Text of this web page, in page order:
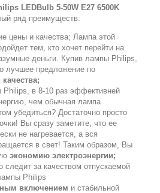
LEDBulb 5-50W E27 6500K
ряд преимуществ:
цены и качества; Лампа этой
тем, кто хочет перейти на
деньги. Купив лампы Philips,
лучшее предложение по
в 8-10 раз эффективней
чем обычная лампа
убедиться? Достаточно просто
Вы сразу заметите, что ее
не нагревается, а вся
в свет! Таким образом, Вы
экономию электроэнергии;
следит за качеством отпускаемой
Philips
включением и стабильной